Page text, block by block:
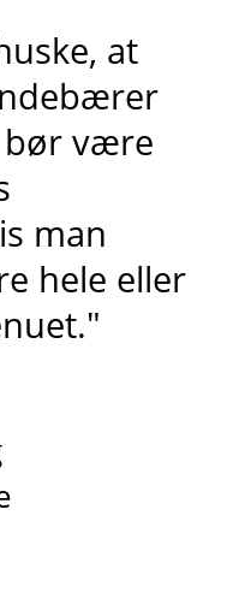
at
bør være
man
hele eller